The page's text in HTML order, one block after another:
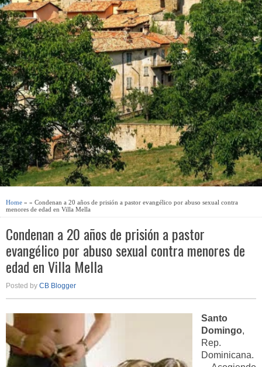
Home » » Condenan a 20 años de prisión a pastor evangélico por abuso sexual contra
menores de edad en Villa Mella
Condenan a 20 años de prisión a pastor
evangélico por abuso sexual contra menores de
edad en Villa Mella
Posted by CB Blogger
Santo
Domingo,
Rep.
Dominicana.